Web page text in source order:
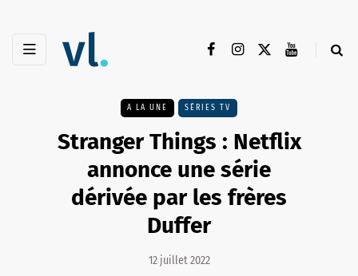
A LA UNE SÉRIES TV
Stranger Things : Netflix
annonce une série
dérivée par les frères
Duffer
12 juillet 2022